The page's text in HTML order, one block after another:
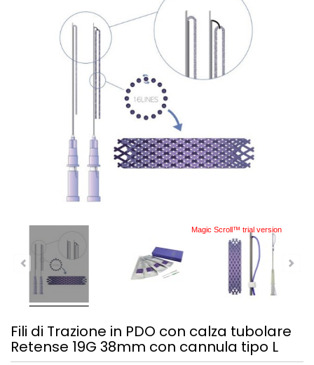
Magic Scroll™ trial version
Fili di Trazione in PDO con calza tubolare
Retense 19G 38mm con cannula tipo L